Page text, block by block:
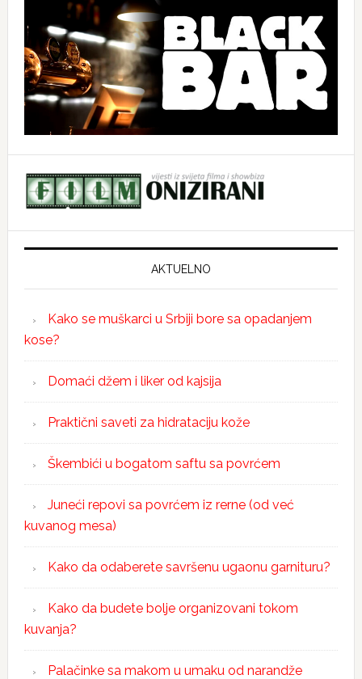
AKTUELNO
Kako se muškarci u Srbiji bore sa opadanjem
kose?
Domaći džem i liker od kajsija
Praktični saveti za hidrataciju kože
Škembići u bogatom saftu sa povrćem
Juneći repovi sa povrćem iz rerne (od već
kuvanog mesa)
Kako da odaberete savršenu ugaonu garnituru?
Kako da budete bolje organizovani tokom
kuvanja?
Palačinke sa makom u umaku od narandže